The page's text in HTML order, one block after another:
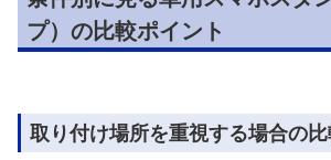
プ）の比較ポイント
取り付け場所を重視する場合の